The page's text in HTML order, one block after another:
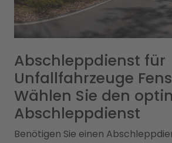
Abschleppdienst für
Unfallfahrzeuge
Wählen Sie den
Abschleppdienst
Benötigen Sie einen